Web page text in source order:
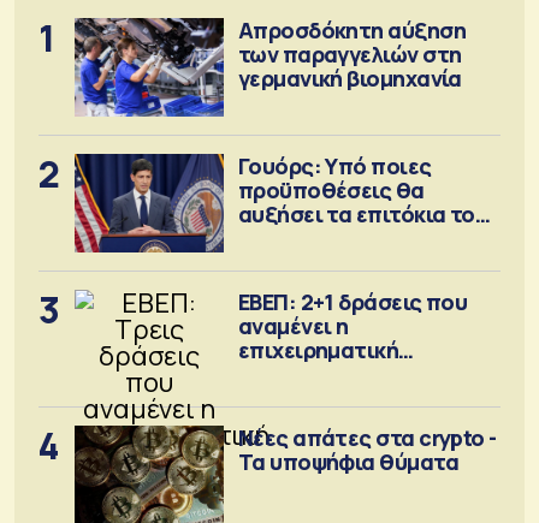
1
Απροσδόκητη αύξηση
των παραγγελιών στη
γερμανική βιομηχανία
2
Γουόρς: Υπό ποιες
προϋποθέσεις θα
αυξήσει τα επιτόκια τον
3
ΕΒΕΠ: 2+1 δράσεις που
αναμένει η
επιχειρηματική
4
Νέες απάτες στα crypto -
Τα υποψήφια θύματα